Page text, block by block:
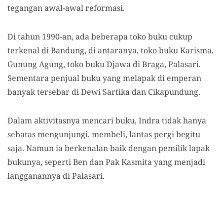
tegangan awal-awal reformasi.
Di tahun 1990-an, ada beberapa toko buku cukup
terkenal di Bandung, di antaranya, toko buku Karisma,
Gunung Agung, toko buku Djawa di Braga, Palasari.
Sementara penjual buku yang melapak di emperan
banyak tersebar di Dewi Sartika dan Cikapundung.
Dalam aktivitasnya mencari buku, Indra tidak hanya
sebatas mengunjungi, membeli, lantas pergi begitu
saja. Namun ia berkenalan baik dengan pemilik lapak
bukunya, seperti Ben dan Pak Kasmita yang menjadi
langganannya di Palasari.